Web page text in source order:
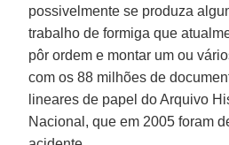
possivelmente se produza
trabalho de formiga que
pôr ordem e montar um ou
com os 88 milhões de
lineares de papel do Arquivo
Nacional, que em 2005 foram